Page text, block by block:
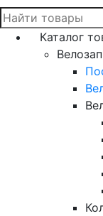
Каталог